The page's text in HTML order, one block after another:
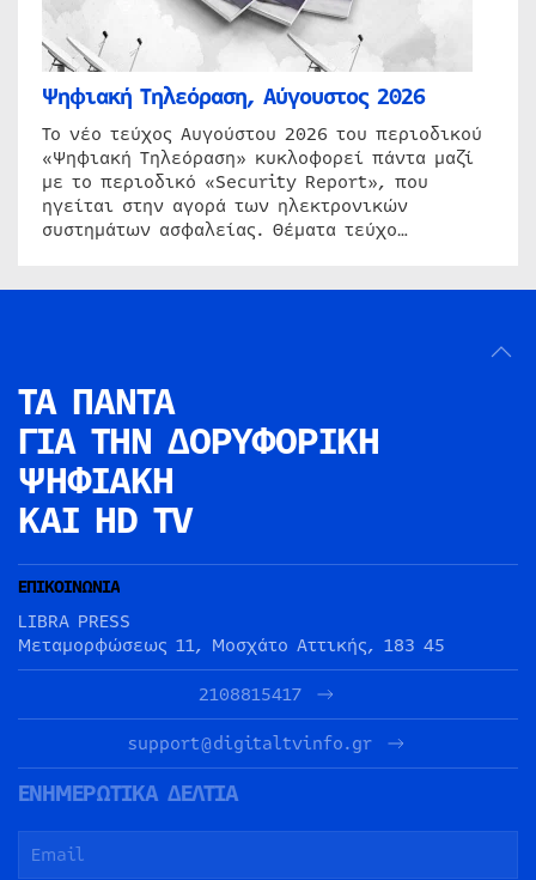
Ψηφιακή Τηλεόραση, Αύγουστος 2026
Το νέο τεύχος Αυγούστου 2026 του περιοδικού
«Ψηφιακή Τηλεόραση» κυκλοφορεί πάντα μαζί
με το περιοδικό «Security Report», που
ηγείται στην αγορά των ηλεκτρονικών
συστημάτων ασφαλείας. Θέματα τεύχο…
ΤΑ ΠΑΝΤΑ
ΓΙΑ ΤΗΝ ΔΟΡΥΦΟΡΙΚΗ
ΨΗΦΙΑΚΗ
ΚΑΙ HD TV
ΕΠΙΚΟΙΝΩΝΙΑ
LIBRA PRESS
Μεταμορφώσεως 11, Μοσχάτο Αττικής, 183 45
2108815417
support@digitaltvinfo.gr
ΕΝΗΜΕΡΩΤΙΚΑ ΔΕΛΤΙΑ